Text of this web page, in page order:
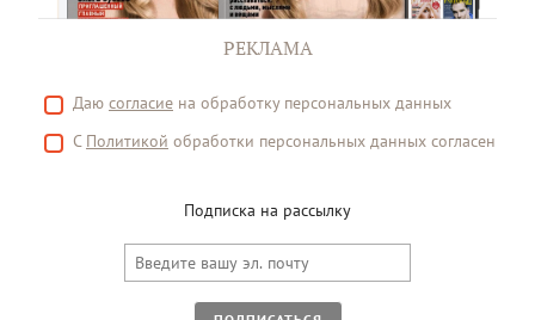
РЕКЛАМА
Даю согласие на обработку персональных данных
С Политикой обработки персональных данных согласен
Подписка на рассылку